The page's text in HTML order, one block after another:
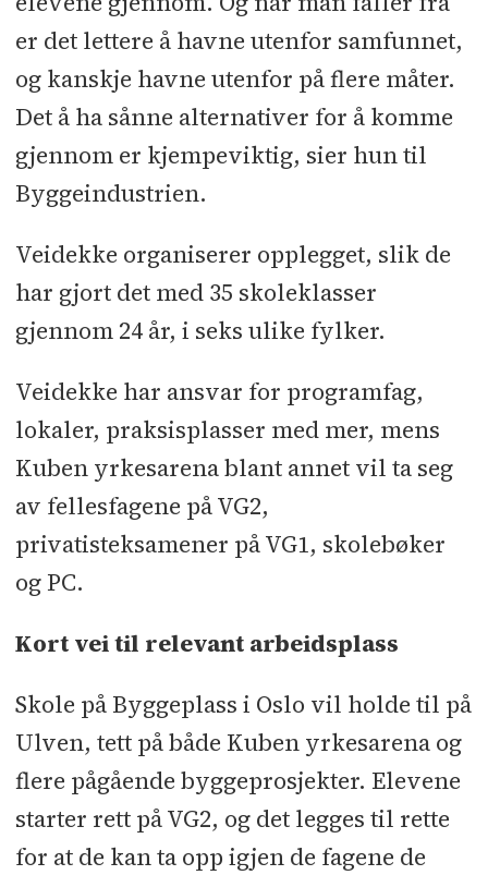
er det lettere å havne utenfor samfunnet,
og kanskje havne utenfor på flere måter.
Det å ha sånne alternativer for å komme
gjennom er kjempeviktig, sier hun til
Byggeindustrien.
Veidekke organiserer opplegget, slik de
har gjort det med 35 skoleklasser
gjennom 24 år, i seks ulike fylker.
Veidekke har ansvar for programfag,
lokaler, praksisplasser med mer, mens
Kuben yrkesarena blant annet vil ta seg
av fellesfagene på VG2,
privatisteksamener på VG1, skolebøker
og PC.
Kort vei til relevant arbeidsplass
Skole på Byggeplass i Oslo vil holde til på
Ulven, tett på både Kuben yrkesarena og
flere pågående byggeprosjekter. Elevene
starter rett på VG2, og det legges til rette
for at de kan ta opp igjen de fagene de